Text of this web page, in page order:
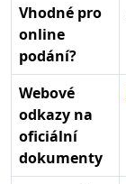
Vhodné pro
online
podání?
Webové
odkazy na
oficiální
dokumenty